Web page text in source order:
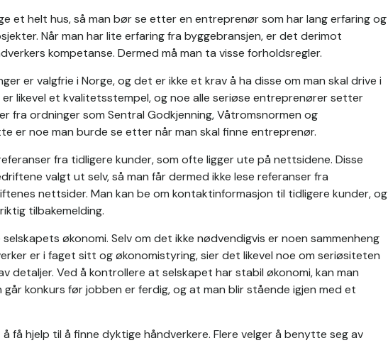
et helt hus, så man bør se etter en entreprenør som har lang erfaring og
Når man har lite erfaring fra byggebransjen, er det derimot
kompetanse. Dermed må man ta visse forholdsregler.
er valgfrie i Norge, og det er ikke et krav å ha disse om man skal drive i
er likevel et kvalitetsstempel, og noe alle seriøse entreprenører setter
fra ordninger som Sentral Godkjenning, Våtromsnormen og
er noe man burde se etter når man skal finne entreprenør.
fra tidligere kunder, som ofte ligger ute på nettsidene. Disse
valgt ut selv, så man får dermed ikke lese referanser fra
nettsider. Man kan be om kontaktinformasjon til tidligere kunder, og
tilbakemelding.
økonomi. Selv om det ikke nødvendigvis er noen sammenheng
er i faget sitt og økonomistyring, sier det likevel noe om seriøsiteten
detaljer. Ved å kontrollere at selskapet har stabil økonomi, kan man
konkurs før jobben er ferdig, og at man blir stående igjen med et
få hjelp til å finne dyktige håndverkere. Flere velger å benytte seg av